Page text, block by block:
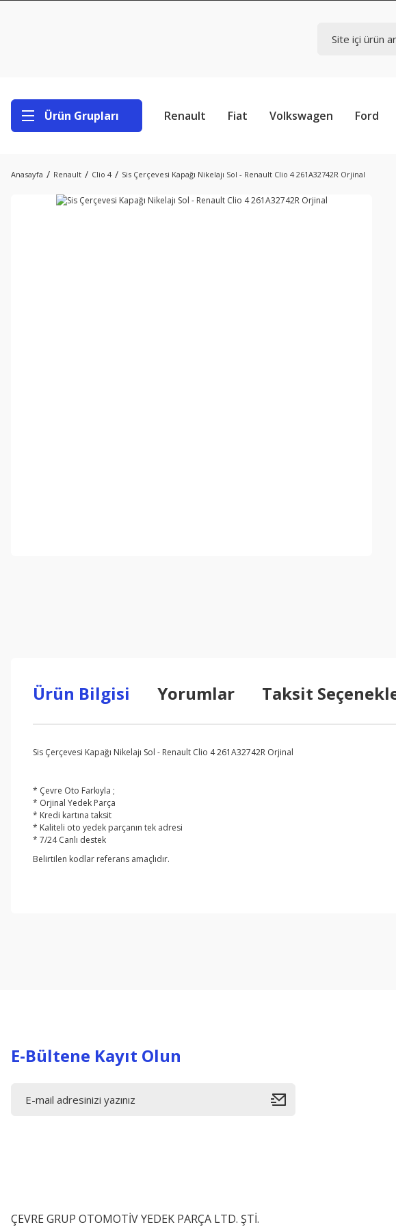
Ürün Grupları Renault Fiat Volkswagen Ford
Anasayfa Renault Clio 4 Sis Çerçevesi Kapağı Nikelajı Sol - Renault Clio 4 261A32742R Orjinal
Ürün Bilgisi Yorumlar Taksit
Sis Çerçevesi Kapağı Nikelajı Sol - Renault Clio 4 261A32742R Orjinal
* Çevre Oto Farkıyla ;
* Orjinal Yedek Parça
* Kredi kartına taksit
* Kaliteli oto yedek parçanın tek adresi
* 7/24 Canlı destek
Belirtilen kodlar referans amaçlıdır.
E-Bültene Kayıt Olun
ÇEVRE GRUP OTOMOTİV YEDEK PARÇA LTD. ŞTİ.